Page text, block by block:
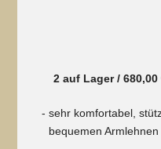
2 auf Lager / 680,00
sehr komfortabel,
bequemen Armlehnen